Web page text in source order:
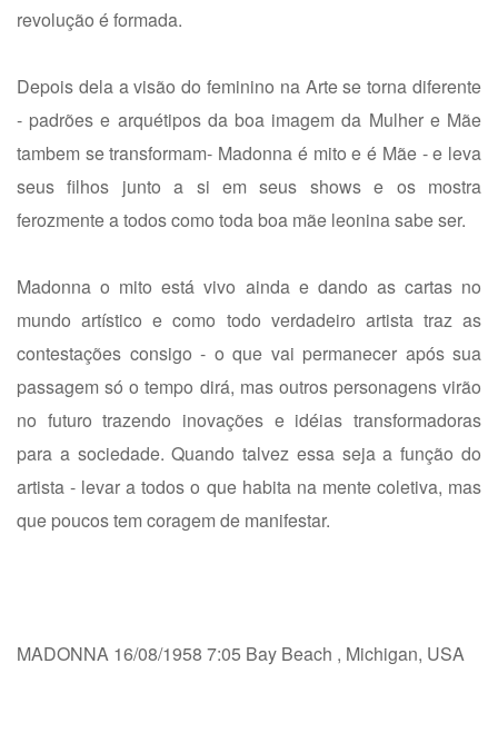
revolução é formada.
Depois dela a visão do feminino na Arte se torna diferente
- padrões e arquétipos da boa imagem da Mulher e Mãe
tambem se transformam- Madonna é mito e é Mãe - e leva
seus filhos junto a si em seus shows e os mostra
ferozmente a todos como toda boa mãe leonina sabe ser.
Madonna o mito está vivo ainda e dando as cartas no
mundo artístico e como todo verdadeiro artista traz as
contestações consigo - o que vai permanecer após sua
passagem só o tempo dirá, mas outros personagens virão
no futuro trazendo inovações e idéias transformadoras
para a sociedade. Quando talvez essa seja a função do
artista - levar a todos o que habita na mente coletiva, mas
que poucos tem coragem de manifestar.
MADONNA 16/08/1958 7:05 Bay Beach , Michigan, USA